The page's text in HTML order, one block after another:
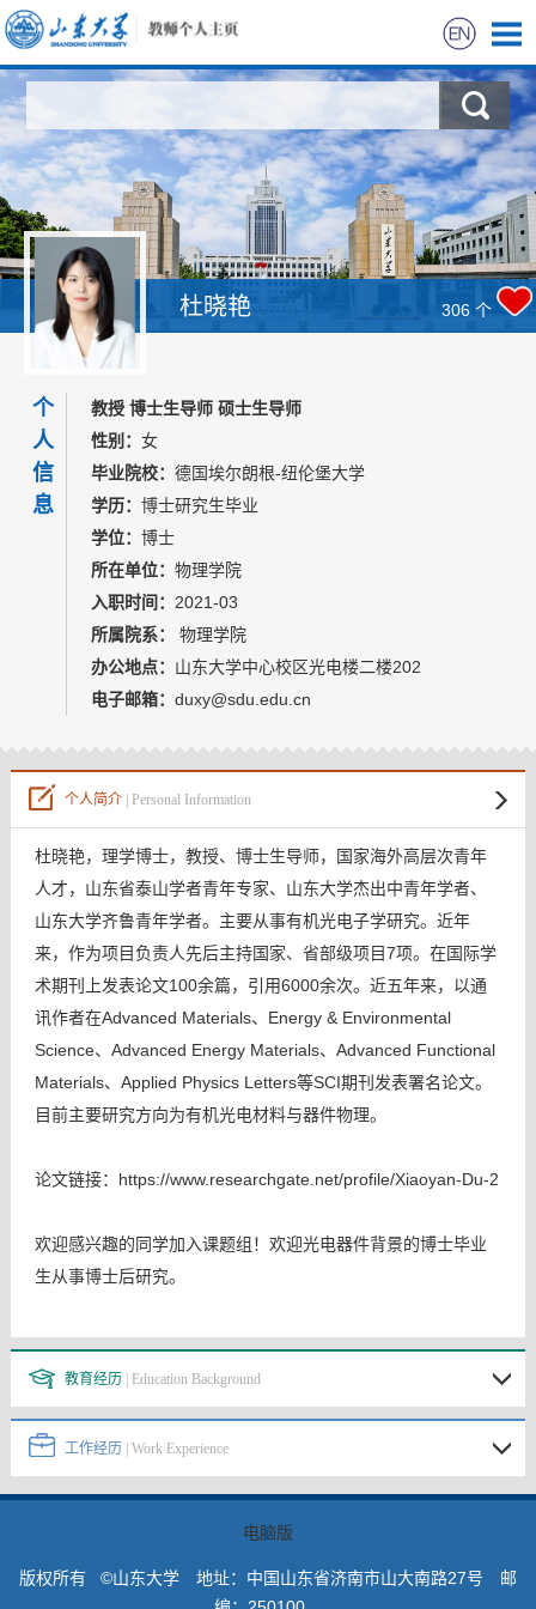
科学研究
教学研究
获奖信息
招生招聘
学生信息
我的相册
教师博客
杜晓艳 306 个
个
人
信
息
教授 博士生导师 硕士生导师
性别： 女
毕业院校： 德国埃尔朗根-纽伦堡大学
学历： 博士研究生毕业
学位： 博士
所在单位： 物理学院
入职时间： 2021-03
所属院系：
物理学院
办公地点： 山东大学中心校区光电楼二楼202
电子邮箱： duxy@sdu.edu.cn
个人简介| Personal Information
杜晓艳，理学博士，教授、博士生导师，国家海外高层次青年
人才，山东省泰山学者青年专家、山东大学杰出中青年学者、
山东大学齐鲁青年学者。主要从事有机光电子学研究。近年
来，作为项目负责人先后主持国家、省部级项目7项。在国际学
术期刊上发表论文100余篇，引用6000余次。近五年来，以通
讯作者在Advanced Materials、Energy & Environmental
Science、Advanced Energy Materials、 Advanced Functional
Materials、Applied Physics Letters等SCI期刊发表署名论文。
目前主要研究方向为有机光电材料与器件物理。
论文链接： https://www.researchgate.net/profile/Xiaoyan-Du-2
欢迎感兴趣的同学加入课题组！欢迎光电器件背景的博士毕业
生从事博士后研究。
教育经历 | Education Background
工作经历 | Work Experience
电脑版
版权所有 ©山东大学 地址：中国山东省济南市山大南路27号 邮